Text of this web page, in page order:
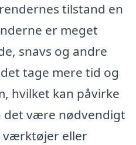
tilstand en
er meget
snavs og andre
tage mere tid og
hvilket kan påvirke
det være nødvendigt
værktøjer eller